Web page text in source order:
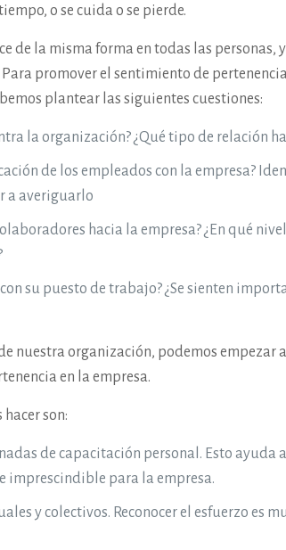
o se cuida o se pierde.
de la misma forma en todas las personas,
promover el sentimiento de
plantear las siguientes cuestiones:
la organización? ¿Qué tipo de relación
de los empleados con la empresa?
a averiguarlo
hacia la empresa? ¿En qué
su puesto de trabajo? ¿Se sienten
nuestra organización, podemos empezar
en la empresa.
son:
de capacitación personal. Esto ayuda
imprescindible para la empresa.
y colectivos. Reconocer el esfuerzo es